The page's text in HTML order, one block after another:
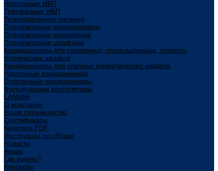
Напольные ИБП
Трёхфазные ИБП
Резервирование питания
Прецизионные кондиционеры
Прецизионные межрядные
Прецизионные шкафные
Кондиционеры для серверных, промышленных, электро-
технических шкафов
Кондиционеры для уличных климатических шкафов
Настенные кондиционеры
Потолочные кондиционеры
Фильтрующие вентиляторы
LANMIR
О компании
Наше производство
Сертификаты
Каталоги PDF
Инструкции по сборке
Новости
Акции
Где купить?
Контакты